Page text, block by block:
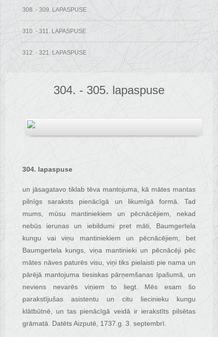
308. - 309. LAPASPUSE
310. - 311. LAPASPUSE
312. - 321. LAPASPUSE
304. - 305. lapaspuse
304. lapaspuse
un jāsagatavo tiklab tēva mantojuma, kā mātes mantas
pilnīgs saraksts pienācīgā un likumīgā formā. Tad
mums, mūsu mantiniekiem un pēcnācējiem, nekad
nebūs ierunas un iebildumi pret māti, Baumgertela
kungu vai viņu mantiniekiem un pēcnācējiem, bet
Baumgertela kungs, viņa mantinieki un pēcnācēji pēc
mātes nāves paturēs visu, viņi tiks pielaisti pie nama un
pārējā mantojuma tiesiskas pārņemšanas īpašumā, un
neviens nevarēs viņiem to liegt. Mēs esam šo
parakstījušas asistentu un citu liecinieku kungu
klātbūtnē, un tas pienācīgā veidā ir ierakstīts pilsētas
grāmatā. Datēts Aizputē, 1737.g. 3. septembrī.